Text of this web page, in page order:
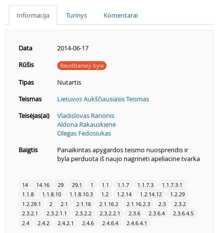
Informacija Turinys Komentarai
Data
2014-06-17
Rūšis
Baudžiamoji byla
Tipas
Nutartis
Teismas
Lietuvos Aukščiausiasis Teismas
Teisėjas(ai)
Vladislovas Ranonis
Aldona Rakauskienė
Olegas Fedosiukas
Baigtis
Panaikintas apygardos teismo nuosprendis ir
byla perduota iš naujo nagrinėti apeliacine tvarka
14 14.16 29 29.1 1 1.1 1.1.7 1.1.7.3
1.1.7.3.1
1.1.8
1.1.8.10 1.1.8.10.3 1.2 1.2.14 1.2.14.12
1.2.29
1.2.29.1
2 2.1 2.1.16 2.1.16.2 2.1.16.2.3 2.3
2.3.2
2.3.2.1
2.3.2.1.1 2.3.2.2 2.3.2.2.1 2.3.6 2.3.6.4
2.3.6.4.5
2.4
2.4.2 2.4.2.1 2.4.6 2.4.6.4 2.4.6.4.1